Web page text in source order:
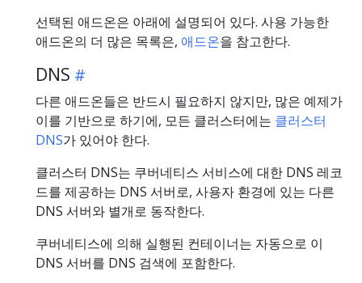
선택된 애드온은 아래에 설명되어 있다. 사용 가능한
애드온의 더 많은 목록은, 애드온을 참고한다.
DNS
다른 애드온들은 반드시 필요하지 않지만, 많은 예제가
이를 기반으로 하기에, 모든 클러스터에는 클러스터
DNS가 있어야 한다.
클러스터 DNS는 쿠버네티스 서비스에 대한 DNS 레코
드를 제공하는 DNS 서버로, 사용자 환경에 있는 다른
DNS 서버와 별개로 동작한다.
쿠버네티스에 의해 실행된 컨테이너는 자동으로 이
DNS 서버를 DNS 검색에 포함한다.